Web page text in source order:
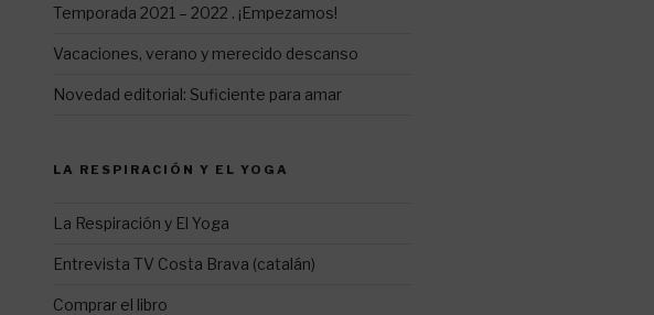
Temporada 2021 – 2022 . ¡Empezamos!
Vacaciones, verano y merecido descanso
Novedad editorial: Suficiente para amar
LA RESPIRACIÓN Y EL YOGA
La Respiración y El Yoga
Entrevista TV Costa Brava (catalán)
Comprar el libro